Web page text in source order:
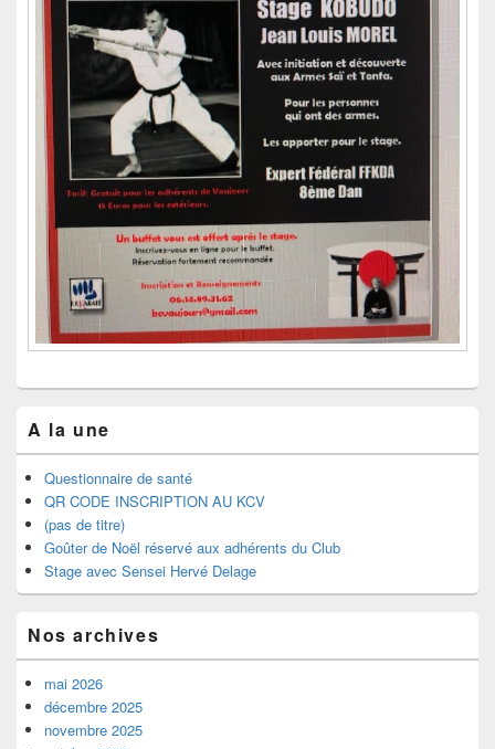
A la une
Questionnaire de santé
QR CODE INSCRIPTION AU KCV
(pas de titre)
Goûter de Noël réservé aux adhérents du Club
Stage avec Sensei Hervé Delage
Nos archives
mai 2026
décembre 2025
novembre 2025